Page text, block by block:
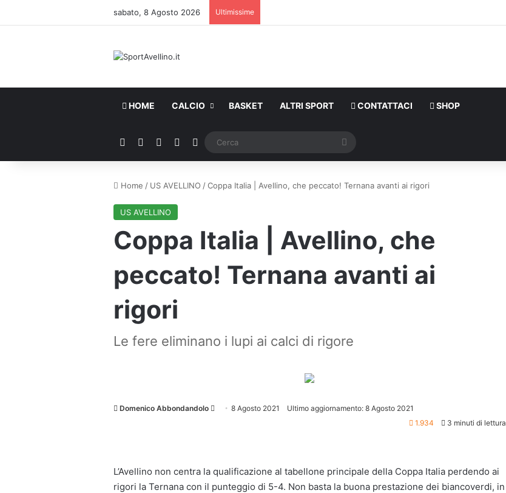
sabato, 8 Agosto 2026 Ultimissime
HOME CALCIO BASKET ALTRI SPORT CONTATTACI SHOP
Facebook You TubeInstagram
WhatsApp Cerca
Home / US AVELLINO /Coppa Italia | Avellino, che peccato! Ternana avanti ai rigori
US AVELLINO
Coppa Italia | Avellino, che
peccato! Ternana avanti ai
rigori
Le fere eliminano i lupi ai calci di rigore
Domenico Abbondandolo
Invia 8 Agosto 2021
Ultimo aggiornamento: 8 Agosto 2021
1.934
3 minuti di lettura
L’Avellino non centra la qualificazione al tabellone principale della Coppa Italia perdendo ai
rigori la Ternana con il punteggio di 5-4. Non basta la buona prestazione dei biancoverdi, in